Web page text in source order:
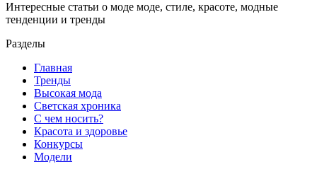
Интересные статьи о моде моде, стиле, красоте, модные
тенденции и тренды
Разделы
Главная
Тренды
Высокая мода
Светская хроника
С чем носить?
Красота и здоровье
Конкурсы
Модели